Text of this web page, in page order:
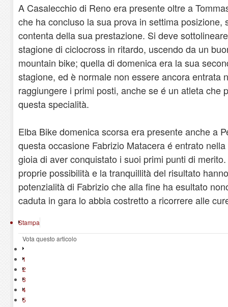
A Casalecchio di Reno era presente oltre a
che ha concluso la sua prova in settima posizione,
contenta della sua prestazione. Si deve
stagione di ciclocross in ritardo, uscendo da un
mountain bike; quella di domenica era la sua
stagione, ed è normale non essere ancora entrata
raggiungere i primi posti, anche se é un atleta che
questa specialità.
Elba Bike domenica scorsa era presente anche a
questa occasione Fabrizio Matacera é entrato
gioia di aver conquistato i suoi primi punti di
proprie possibilità e la tranquillità del risultato
potenzialità di Fabrizio che alla fine ha esultato
caduta in gara lo abbia costretto a ricorrere alle
Stampa
Vota questo articolo
1
2
3
4
5